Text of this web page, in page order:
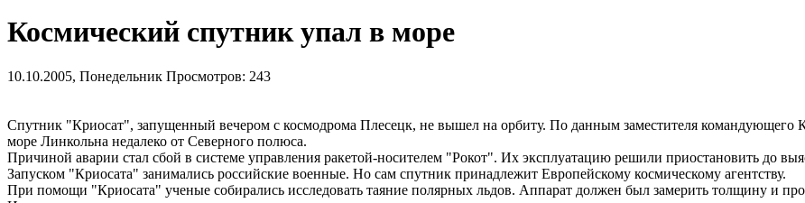
Космический спутник упал в море
10.10.2005, Понедельник Просмотров: 243
Спутник "Криосат", запущенный вечером с космодрома Плесецк, не вышел на орбиту. По данным заместителя командующего
море Линкольна недалеко от Северного полюса.
Причиной аварии стал сбой в системе управления ракетой-носителем "Рокот". Их эксплуатацию решили приостановить до
Запуском "Криосата" занимались российские военные. Но сам спутник принадлежит Европейскому космическому агентству.
При помощи "Криосата" ученые собирались исследовать таяние полярных льдов. Аппарат должен был замерить толщину и